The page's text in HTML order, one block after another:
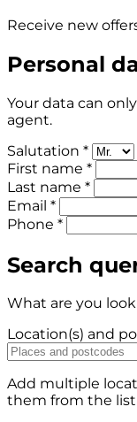
Receive new
Personal
Your data can
agent.
Salutation *
First name *
Last name *
Email *
Phone *
Search
What are you
Location(s) and
Add multiple
them from the list